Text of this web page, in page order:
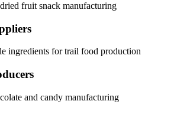
fruit snack manufacturing
ingredients for trail food production
and candy manufacturing